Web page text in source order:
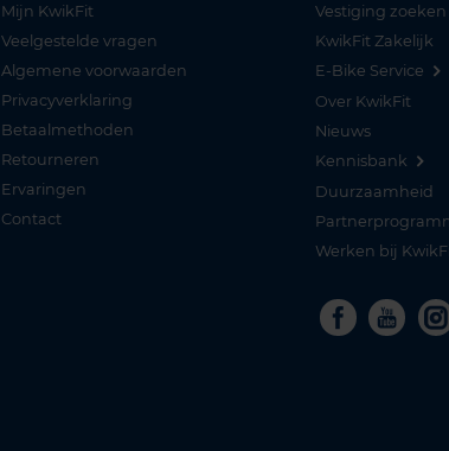
Mijn KwikFit
Veelgestelde vragen
Algemene voorwaarden
Privacyverklaring
Betaalmethoden
Retourneren
Ervaringen
Contact
Vestiging zoeken
KwikFit Zakelijk
E-Bike Service
Over KwikFit
Nieuws
Kennisbank
Duurzaamheid
Werken bij